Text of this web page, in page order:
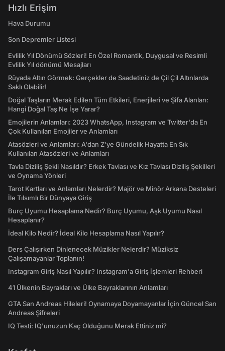
Hızlı Erişim
Hava Durumu
Son Depremler Listesi
Evlilik Yıl Dönümü Sözleri! En Özel Romantik, Duygusal ve Resimli
Evlilik Yıl dönümü Mesajları
Rüyada Altın Görmek: Gerçekler de Saadetiniz de Çil Çil Altınlarda
Saklı Olabilir!
Doğal Taşların Merak Edilen Tüm Etkileri, Enerjileri ve Şifa Alanları:
Hangi Doğal Taş Ne İşe Yarar?
Emojilerin Anlamları: 2023 WhatsApp, Instagram ve Twitter'da En
Çok Kullanılan Emojiler ve Anlamları
Atasözleri ve Anlamları: A'dan Z'ye Gündelik Hayatta En Sık
Kullanılan Atasözleri ve Anlamları
Tavla Diziliş Şekli Nasıldır? Erkek Tavlası ve Kız Tavlası Diziliş Şekilleri
ve Oynama Yönleri
Tarot Kartları ve Anlamları Nelerdir? Majör ve Minör Arkana Desteleri
İle Tılsımlı Bir Dünyaya Giriş
Burç Uyumu Hesaplama Nedir? Burç Uyumu, Aşk Uyumu Nasıl
Hesaplanır?
İdeal Kilo Nedir? İdeal Kilo Hesaplama Nasıl Yapılır?
Ders Çalışırken Dinlenecek Müzikler Nelerdir? Müziksiz
Çalışamayanlar Toplanın!
Instagram Giriş Nasıl Yapılır? Instagram'a Giriş İşlemleri Rehberi
41 Ülkenin Bayrakları ve Ülke Bayraklarının Anlamları
GTA San Andreas Hileleri! Oynamaya Doyamayanlar İçin Güncel San
Andreas Şifreleri
IQ Testi: IQ'unuzun Kaç Olduğunu Merak Ettiniz mi?